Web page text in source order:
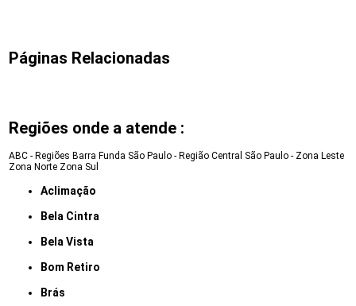
Páginas Relacionadas
Regiões onde a atende :
ABC - Regiões Barra Funda São Paulo - Região Central São Paulo - Zona Leste
Zona Norte Zona Sul
Aclimação
Bela Cintra
Bela Vista
Bom Retiro
Brás